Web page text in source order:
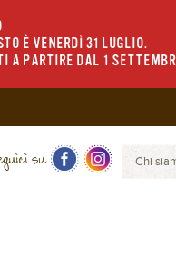
È VENERDÌ 31 LUGLIO.
A PARTIRE DAL 1
Chi